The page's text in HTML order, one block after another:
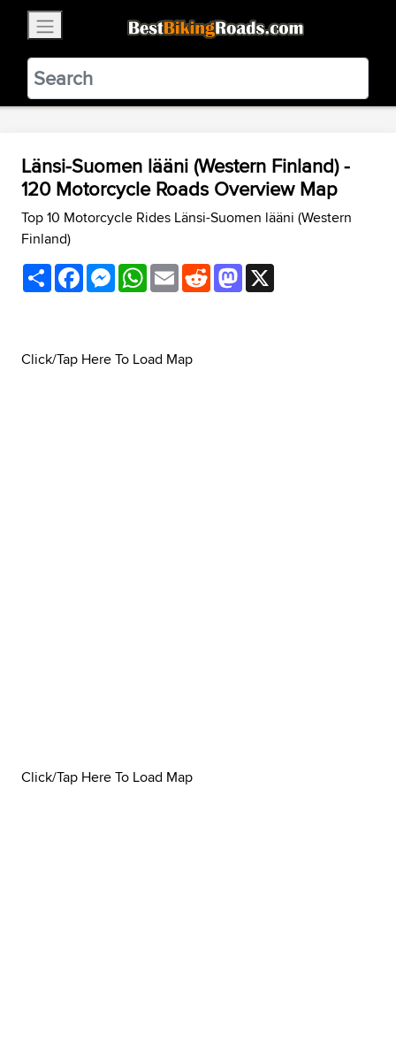
BestBikingRoads
Static Motion3.99 - In Google Play
VIEW
Länsi-Suomen lääni (Western Finland) -
120 Motorcycle Roads Overview Map
Top 10 Motorcycle Rides Länsi-Suomen lääni (Western
Finland)
ShareFacebookMessenger
WhatsApp
EmailRedditMastodon
Click/Tap Here To Load Map
Click/Tap Here To Load Map